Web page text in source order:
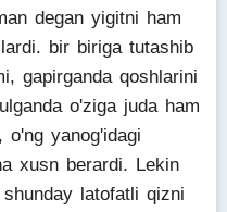
degan yigitni ham
bir biriga tutashib
gapirganda qoshlarini
o'ziga juda ham
yanog'idagi
xusn berardi. Lekin
latofatli qizni